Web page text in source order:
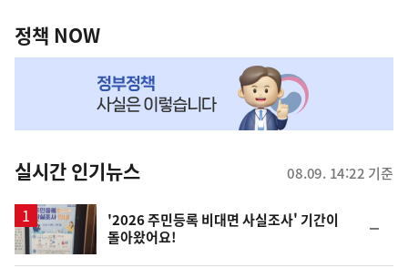
책
NOW,
뉴
스
정책 NOW
실시간 인기뉴스 08.09. 14:22 기준
'2026 주민등록 비대면 사실조사' 기간이
돌아왔어요!